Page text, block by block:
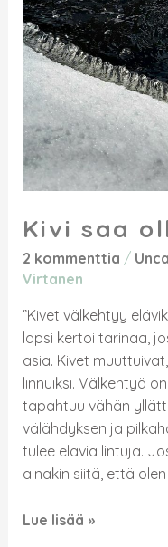
Kivi saa
2 kommenttia /
Virtanen
”Kivet välkehtyy
lapsi kertoi tarinaa,
asia. Kivet
linnuiksi. Välkehtyä
tapahtuu vähän
välähdyksen ja
tulee eläviä lintuja.
ainakin siitä, että
Lue lisää »